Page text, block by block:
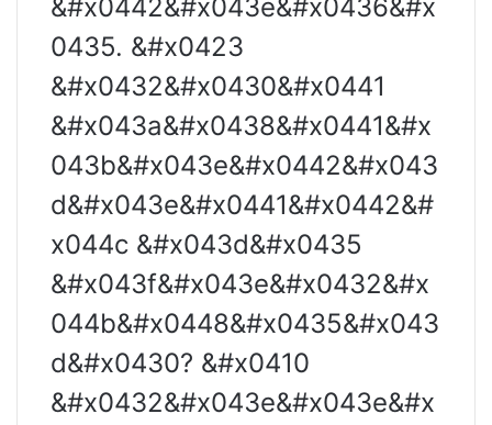
&#x0442&#x043e&#x0436&#x
0435. &#x0423
&#x0432&#x0430&#x0441
&#x043a&#x0438&#x0441&#x
043b&#x043e&#x0442&#x043
d&#x043e&#x0441&#x0442&#
x044c &#x043d&#x0435
&#x043f&#x043e&#x0432&#x
044b&#x0448&#x0435&#x043
d&#x0430? &#x0410
&#x0432&#x043e&#x043e&#x